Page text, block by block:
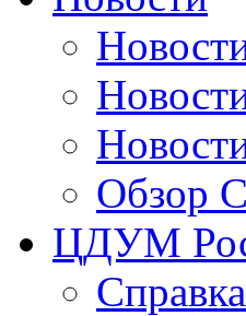
Обзор
ЦДУМ